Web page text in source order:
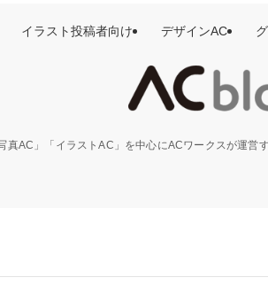
写真AC」「イラストAC」を中心にACワークスが運営
イラスト投稿者向け デザインAC